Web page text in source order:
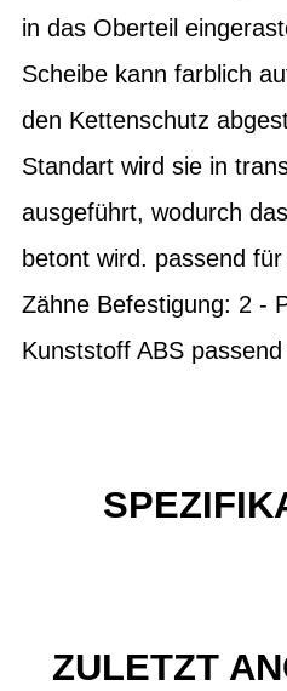
in das Oberteil
Scheibe kann farblich
den Kettenschutz
Standart wird sie in
ausgeführt, wodurch
betont wird. passend
Zähne Befestigung: 2 -
Kunststoff ABS
ZULETZT